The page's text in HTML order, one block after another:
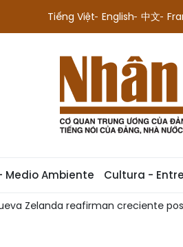
Tiếng Việt English 中文
Medio Ambiente Cultura -
Zelanda reafirman creciente